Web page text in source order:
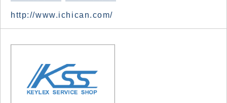
http://www.ichican.com/